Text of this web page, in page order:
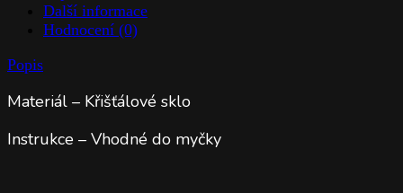
Další informace
Hodnocení (0)
Popis
Materiál – Křišťálové sklo
Instrukce – Vhodné do myčky